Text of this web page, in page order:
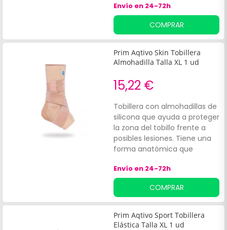
articulares. Diseñada
anatómicamente con tejido
elástico y transpirable, es
ideal para adultos activos
que buscan apoyo y confort
en la prevención y
Envío en 24-72h
COMPRAR
Prim Aqtivo Skin Tobillera
Almohadilla Talla XL 1 ud
15,22 €
Tobillera con almohadillas de
silicona que ayuda a proteger
la zona del tobillo frente a
posibles lesiones. Tiene una
forma anatómica que
sea más seguro y cómodo al
caminar. Contiene un
almohadillado anatómico
que ayuda a dispersar la
tensión y a reducir el estrés
en el tobillo. No tiene
Envío en 24-72h
COMPRAR
Prim Aqtivo Sport Tobillera
Elástica Talla XL 1 ud